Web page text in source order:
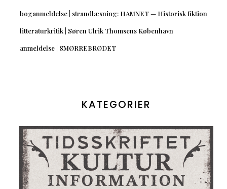
boganmeldelse | strandlæsning: HAMNET — Historisk fiktion
litteraturkritik | Søren Ulrik Thomsens København
anmeldelse | SMØRREBRØDET
KATEGORIER